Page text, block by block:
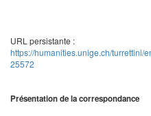
URL persistante :
https://humanities.unige.ch/turrettini/
25572
Présentation de la correspondance